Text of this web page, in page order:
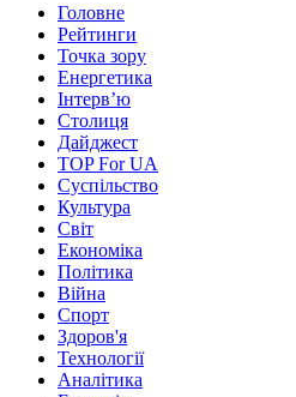
Головне
Рейтинги
Точка зору
Енергетика
Інтерв’ю
Столиця
Дайджест
TOP For UA
Суспiльство
Культура
Світ
Економіка
Політика
Війна
Спорт
Здоров'я
Технології
Аналітика